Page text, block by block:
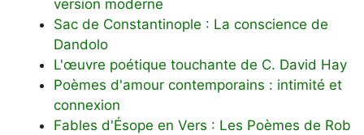
version moderne
Sac de Constantinople : La conscience de
Dandolo
L'œuvre poétique touchante de C. David Hay
Poèmes d'amour contemporains : intimité et
connexion
Fables d'Ésope en Vers : Les Poèmes de Rob